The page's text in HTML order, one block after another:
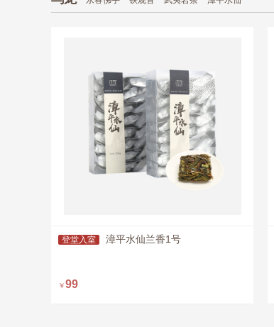
登堂入室 漳平水仙兰香1号
￥99